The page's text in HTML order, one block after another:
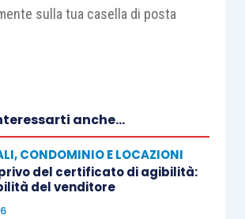
sulla tua casella di posta
anche...
CONDOMINIO E LOCAZIONI
del certificato di agibilità:
del venditore